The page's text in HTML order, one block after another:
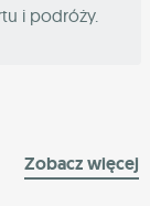
i podróży.
Zobacz więcej